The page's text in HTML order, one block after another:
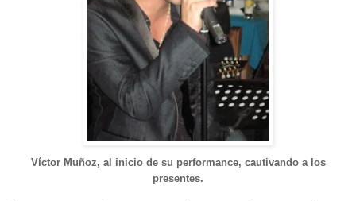
Víctor Muñoz, al inicio de su performance, cautivando a los
presentes.